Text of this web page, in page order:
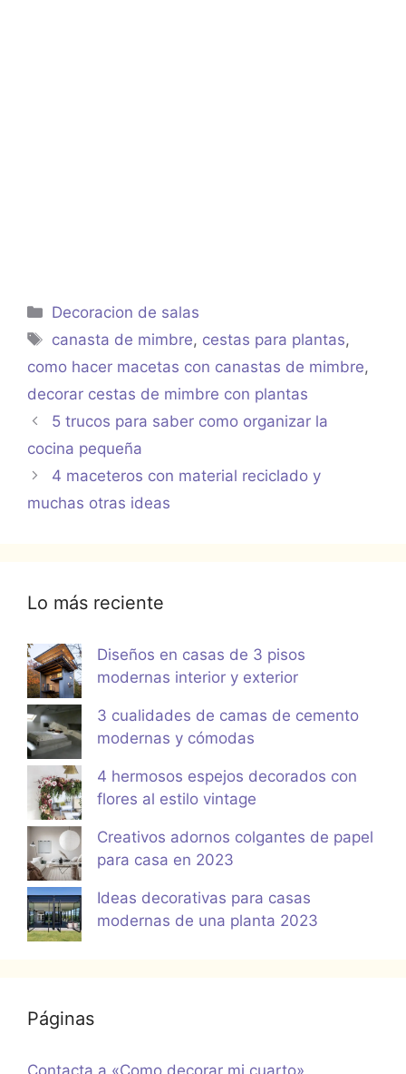
Categorías
Decoracion de salas
Etiquetas
canasta de mimbre, cestas para plantas,
como hacer macetas con canastas de mimbre,
decorar cestas de mimbre con plantas
5 trucos para saber como organizar la
cocina pequeña
4 maceteros con material reciclado y
muchas otras ideas
Lo más reciente
Diseños en casas de 3 pisos
modernas interior y exterior
3 cualidades de camas de cemento
modernas y cómodas
4 hermosos espejos decorados con
flores al estilo vintage
Creativos adornos colgantes de papel
para casa en 2023
Ideas decorativas para casas
modernas de una planta 2023
Páginas